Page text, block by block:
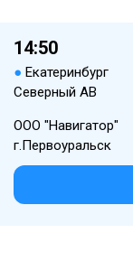
14:50
● Екатеринбург
Северный АВ
ООО "Навигатор"
г.Первоуральск